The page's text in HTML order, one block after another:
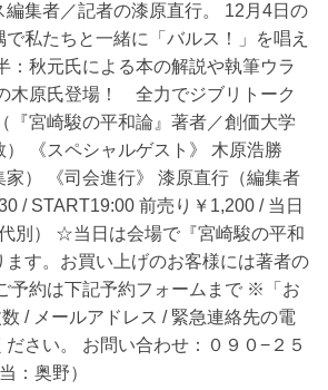
集者／記者の漆原直行。 12月4日の
私たちと一緒に「バルス！」を唱え
：秋元氏による本の解説や執筆ウラ
木原氏登場！ 全力でジブリトーク
『宮崎駿の平和論』著者／創価大学
《スペシャルゲスト》 木原浩勝
家） 《司会進行》 漆原直行（編集者
/ START19:00 前売り￥1,200 / 当日
別） ☆当日は会場で『宮崎駿の平和
ます。お買い上げのお客様には著者の
予約は下記予約フォームまで ※「お
/ メールアドレス / 緊急連絡先の電
さい。 お問い合わせ：０９０−２５
：奥野）